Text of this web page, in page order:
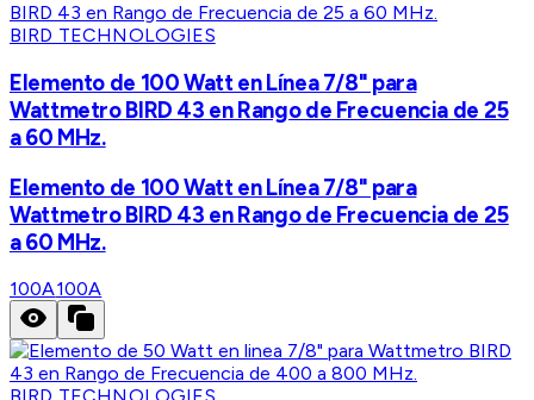
BIRD TECHNOLOGIES
Elemento de 100 Watt en Línea 7/8" para
Wattmetro BIRD 43 en Rango de Frecuencia de 25
a 60 MHz.
Elemento de 100 Watt en Línea 7/8" para
Wattmetro BIRD 43 en Rango de Frecuencia de 25
a 60 MHz.
100A100A